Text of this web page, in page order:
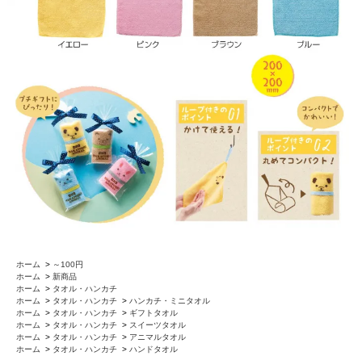
ホーム > ～100円
ホーム
> 新商品
ホーム
> タオル・ハンカチ
ホーム
> タオル・ハンカチ > ハンカチ・ミニタオル
ホーム
> タオル・ハンカチ > ギフトタオル
ホーム
> タオル・ハンカチ > スイーツタオル
ホーム
> タオル・ハンカチ > アニマルタオル
ホーム
> タオル・ハンカチ > ハンドタオル